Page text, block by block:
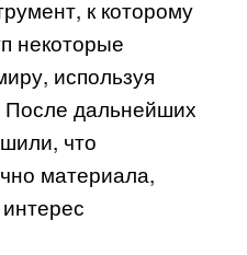
к которому
некоторые
используя
дальнейших
что
материала,